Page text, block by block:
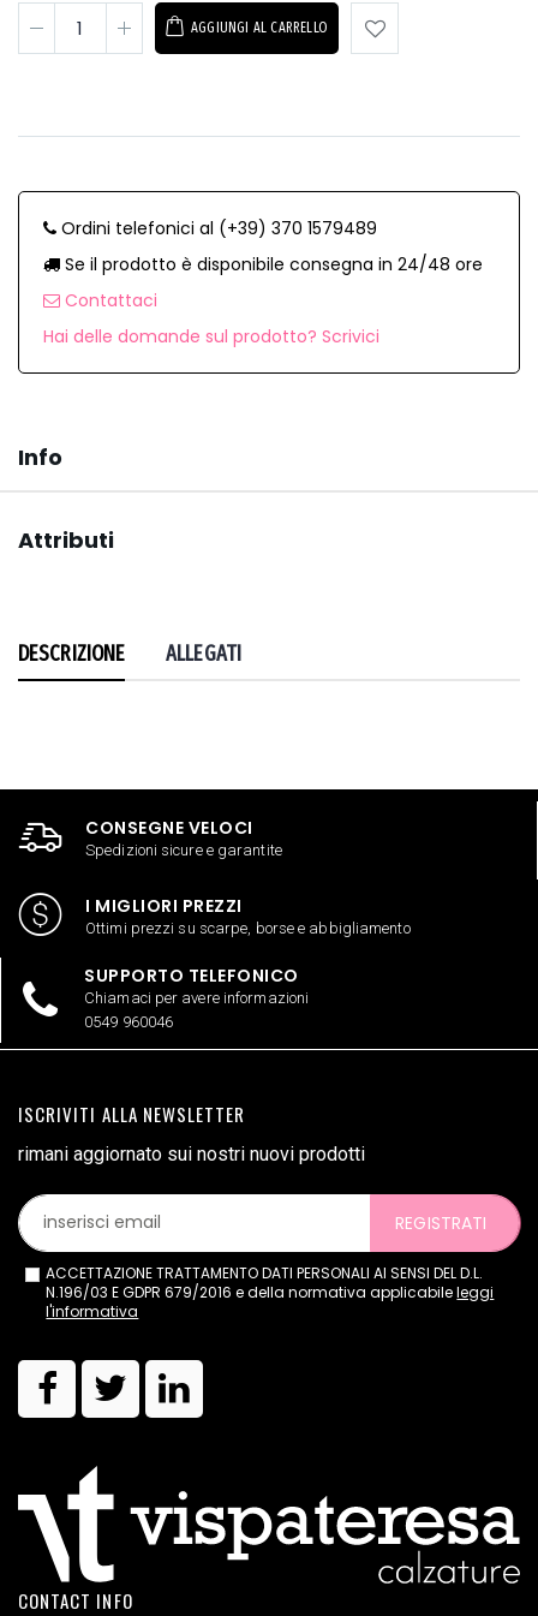
AGGIUNGI AL CARRELLO
Ordini telefonici al (+39) 370 1579489
Se il prodotto è disponibile consegna in 24/48 ore
Contattaci
Hai delle domande sul prodotto? Scrivici
Info
Attributi
DESCRIZIONE ALLEGATI
CONSEGNE VELOCI
Spedizioni sicure e garantite
I MIGLIORI PREZZI
Ottimi prezzi su scarpe, borse e abbigliamento
SUPPORTO TELEFONICO
Chiamaci per avere informazioni
0549 960046
ISCRIVITI ALLA NEWSLETTER
rimani aggiornato sui nostri nuovi prodotti
REGISTRATI
ACCETTAZIONE TRATTAMENTO DATI PERSONALI AI SENSI DEL D.L.
N.196/03 E GDPR 679/2016 e della normativa applicabileleggi
l'informativa
CONTACT INFO